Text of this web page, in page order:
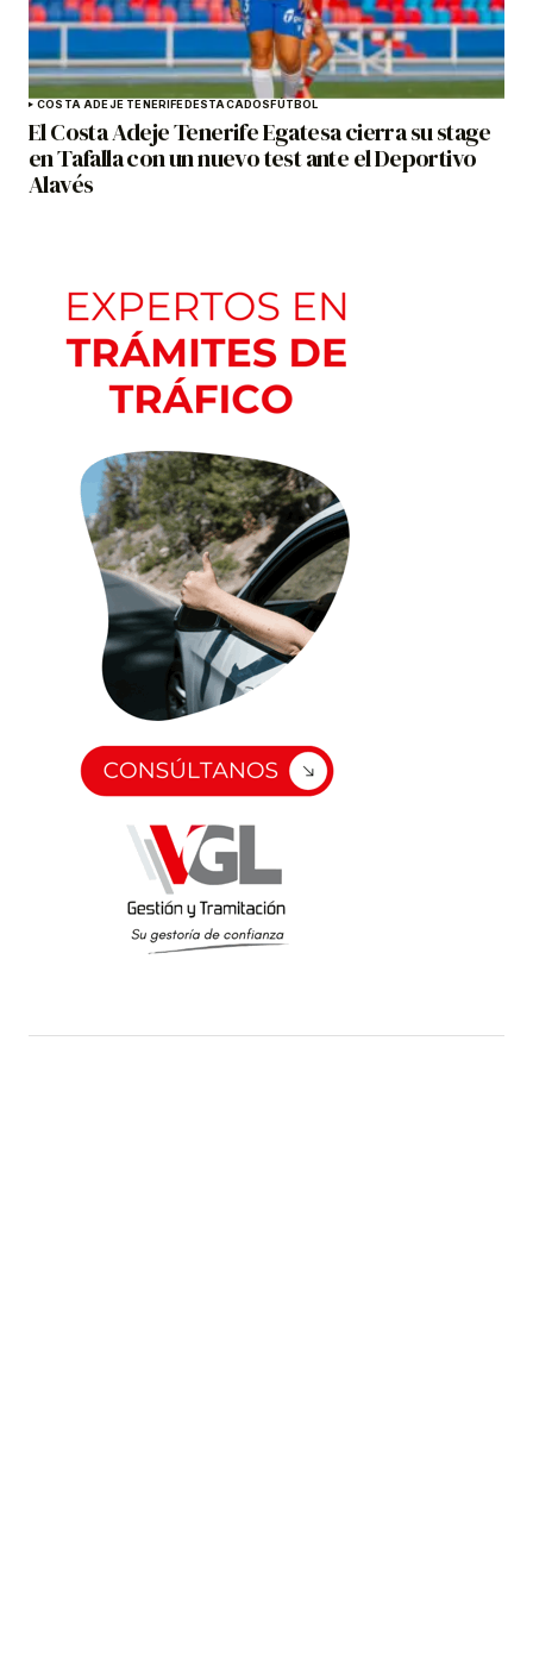
COSTA ADEJE TENERIFEDESTACADOSFÚTBOL
El Costa Adeje Tenerife Egatesa cierra su stage
en Tafalla con un nuevo test ante el Deportivo
Alavés